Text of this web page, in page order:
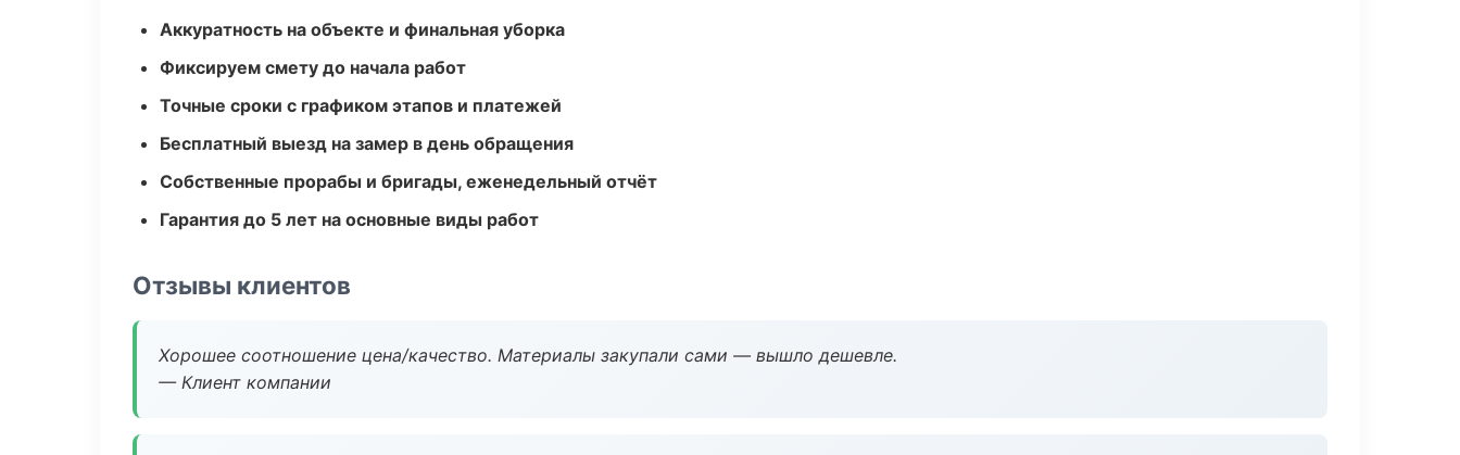
Аккуратность на объекте и финальная уборка
Фиксируем смету до начала работ
Точные сроки с графиком этапов и платежей
Бесплатный выезд на замер в день обращения
Собственные прорабы и бригады, еженедельный отчёт
Гарантия до 5 лет на основные виды работ
Отзывы клиентов
Хорошее соотношение цена/качество. Материалы закупали сами — вышло дешевле.
— Клиент компании